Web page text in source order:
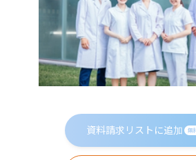
資料請求リストに追加 無